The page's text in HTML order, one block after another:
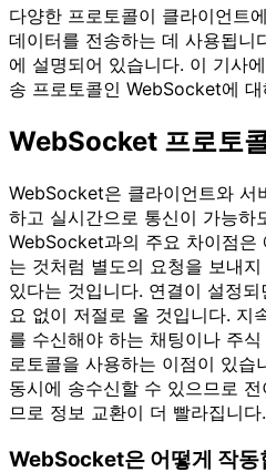
다양한 프로토콜이 클라이언트
데이터를 전송하는 데 사용됩니
에 설명되어 있습니다. 이 기사
송 프로토콜인 WebSocket에
WebSocket 프로토
WebSocket은 클라이언트와 서
하고 실시간으로 통신이 가능하
WebSocket과의 주요 차이점은
는 것처럼 별도의 요청을 보내
있다는 것입니다. 연결이 설정
요 없이 저절로 올 것입니다. 지
를 수신해야 하는 채팅이나 주
로토콜을 사용하는 이점이 있습
동시에 송수신할 수 있으므로
므로 정보 교환이 더 빨라집니다.
WebSocket은 어떻게 작동